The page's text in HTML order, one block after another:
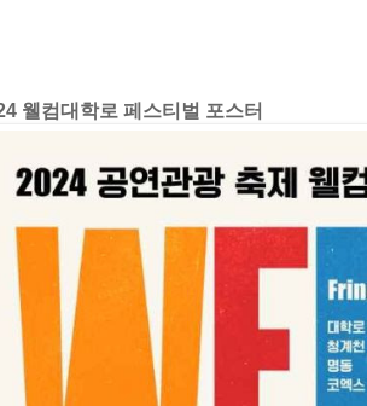
웰컴대학로 페스티벌 포스터